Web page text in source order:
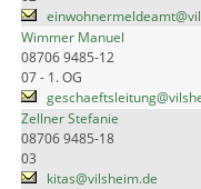
Wimmer Manuel
08706 9485-12
07 - 1. OG
Zellner Stefanie
08706 9485-18
03
kitas@vilsheim.de